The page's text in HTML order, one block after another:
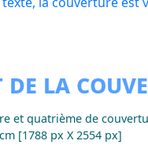
de la
et quatrième de
[1788 px X 2554 px]